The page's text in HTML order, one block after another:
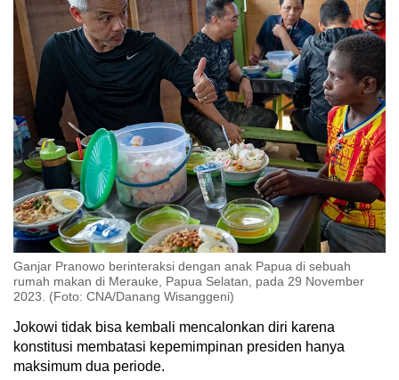
Ganjar Pranowo berinteraksi dengan anak Papua di sebuah
rumah makan di Merauke, Papua Selatan, pada 29 November
2023. (Foto: CNA/Danang Wisanggeni)
Jokowi tidak bisa kembali mencalonkan diri karena
konstitusi membatasi kepemimpinan presiden hanya
maksimum dua periode.